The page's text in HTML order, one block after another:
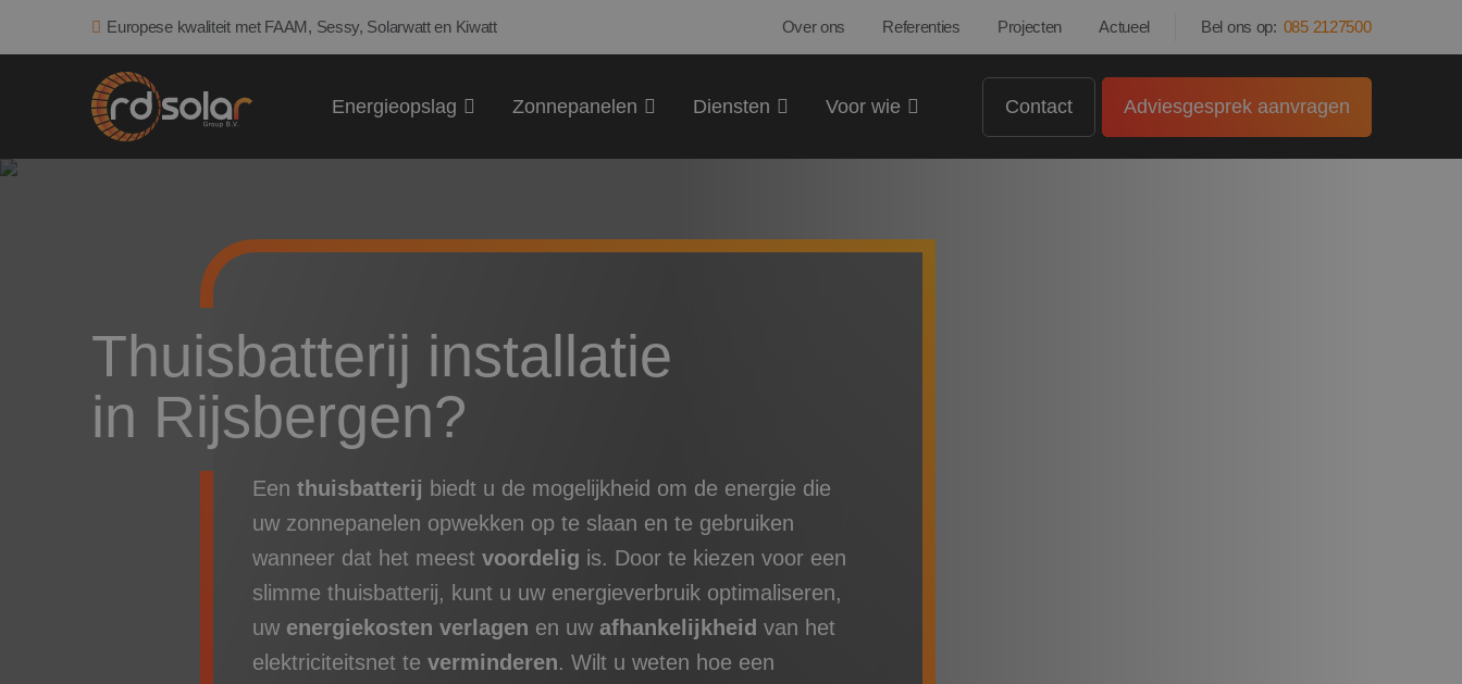
Europese kwaliteit met FAAM, Sessy, Solarwatt en Kiwatt Over ons Referenties Projecten Actueel Bel ons op: 085 2127500
Energieopslag Zonnepanelen Diensten Voor wie Contact Adviesgesprek aanvragen
Thuisbatterij installatie
in Rijsbergen?
Een thuisbatterij biedt u de mogelijkheid om de energie die
uw zonnepanelen opwekken op te slaan en te gebruiken
wanneer dat het meest voordelig is. Door te kiezen voor een
slimme thuisbatterij, kunt u uw energieverbruik optimaliseren,
uw energiekosten verlagen en uw afhankelijkheid van het
elektriciteitsnet te verminderen. Wilt u weten hoe een